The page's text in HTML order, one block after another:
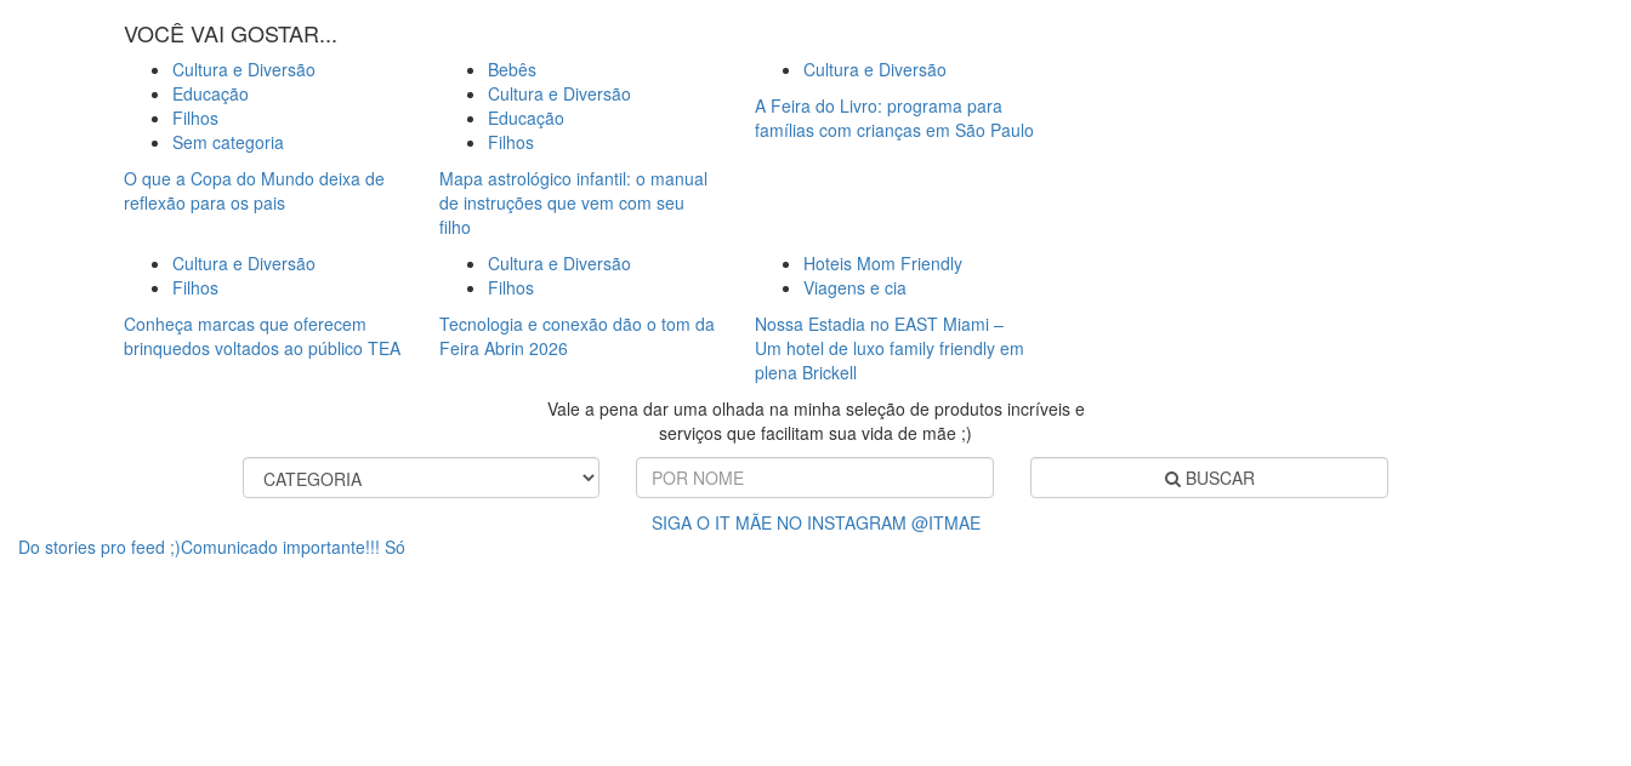
VOCÊ VAI GOSTAR...
Cultura e Diversão
Educação
Filhos
Sem categoria
O que a Copa do Mundo deixa de
reflexão para os pais
Bebês
Cultura e Diversão
Educação
Filhos
Mapa astrológico infantil: o manual
de instruções que vem com seu
filho
Cultura e Diversão
A Feira do Livro: programa para
famílias com crianças em São Paulo
Cultura e Diversão
Filhos
Conheça marcas que oferecem
brinquedos voltados ao público TEA
Cultura e Diversão
Filhos
Tecnologia e conexão dão o tom da
Feira Abrin 2026
Hoteis Mom Friendly
Viagens e cia
Nossa Estadia no EAST Miami –
Um hotel de luxo family friendly em
plena Brickell
Vale a pena dar uma olhada na minha seleção de produtos incríveis e
serviços que facilitam sua vida de mãe ;)
BUSCAR
SIGA O IT MÃE NO INSTAGRAM @ITMAE
Do stories pro feed ;)Comunicado importante!!! Só